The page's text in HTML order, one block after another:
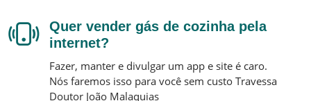
Quer vender gás de cozinha pela
internet?
Fazer, manter e divulgar um app e site é caro.
Nós faremos isso para você sem custo Travessa
Doutor João Malaquias